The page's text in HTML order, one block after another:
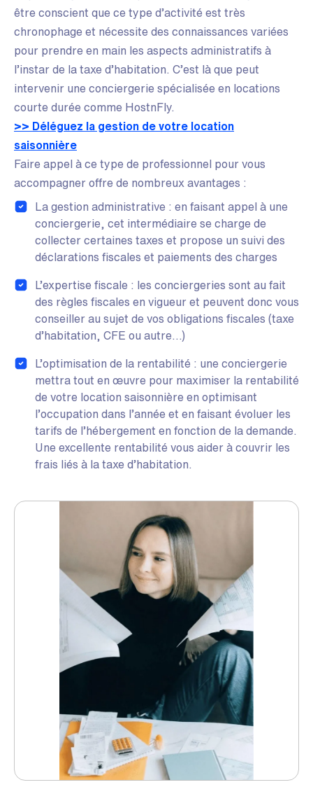
être conscient que ce type d’activité est très
chronophage et nécessite des connaissances variées
pour prendre en main les aspects administratifs à
l’instar de la taxe d’habitation. C’est là que peut
intervenir une conciergerie spécialisée en locations
courte durée comme HostnFly.
>> Déléguez la gestion de votre location
saisonnière
Faire appel à ce type de professionnel pour vous
accompagner offre de nombreux avantages :
La gestion administrative : en faisant appel à une
conciergerie, cet intermédiaire se charge de
collecter certaines taxes et propose un suivi des
déclarations fiscales et paiements des charges
L’expertise fiscale : les conciergeries sont au fait
des règles fiscales en vigueur et peuvent donc vous
conseiller au sujet de vos obligations fiscales (taxe
d’habitation, CFE ou autre…)
L’optimisation de la rentabilité : une conciergerie
mettra tout en œuvre pour maximiser la rentabilité
de votre location saisonnière en optimisant
l’occupation dans l’année et en faisant évoluer les
tarifs de l’hébergement en fonction de la demande.
Une excellente rentabilité vous aider à couvrir les
frais liés à la taxe d’habitation.